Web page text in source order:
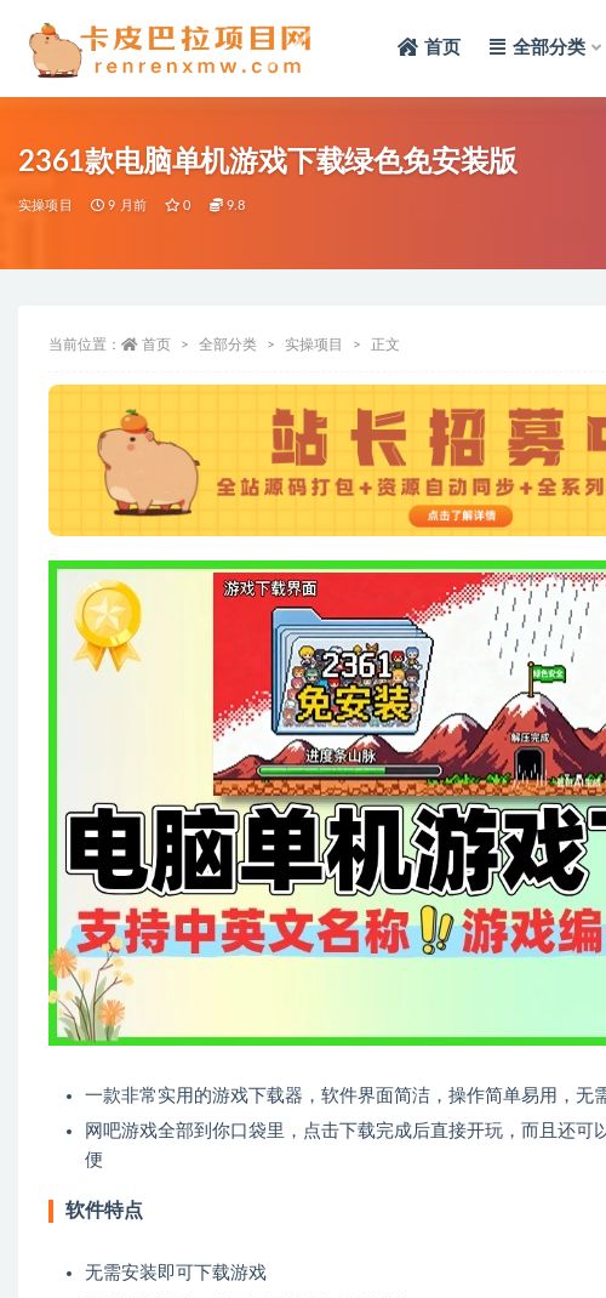
首页 全部分类
2361款电脑单机游戏下载绿色免安装版
实操项目 9 月前 0 9.8
当前位置： 首页 全部分类 实操项目 正文
一款非常实用的游戏下载器，软件界面简洁，操作简单易用，无
网吧游戏全部到你口袋里，点击下载完成后直接开玩，而且还
便
软件特点
无需安装即可下载游戏